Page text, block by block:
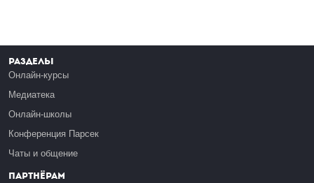
Разделы
Онлайн-курсы
Медиатека
Онлайн-школы
Конференция Парсек
Чаты и общение
Партнёрам